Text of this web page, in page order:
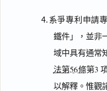
⒋系爭專利申請
鐵件」，並非
域中具有通常
法第56條第3
以解釋。惟觀